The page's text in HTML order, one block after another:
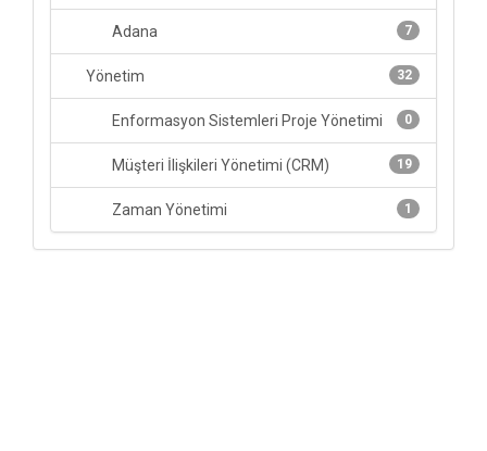
7
Adana
32
Yönetim
0
Enformasyon Sistemleri Proje Yönetimi
19
Müşteri İlişkileri Yönetimi (CRM)
1
Zaman Yönetimi